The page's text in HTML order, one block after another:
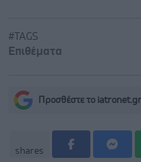
#TAGS
Επιθέματα
Προσθέστε το
shares